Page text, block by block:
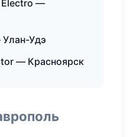
Electro —
Удэ
— Красноярск